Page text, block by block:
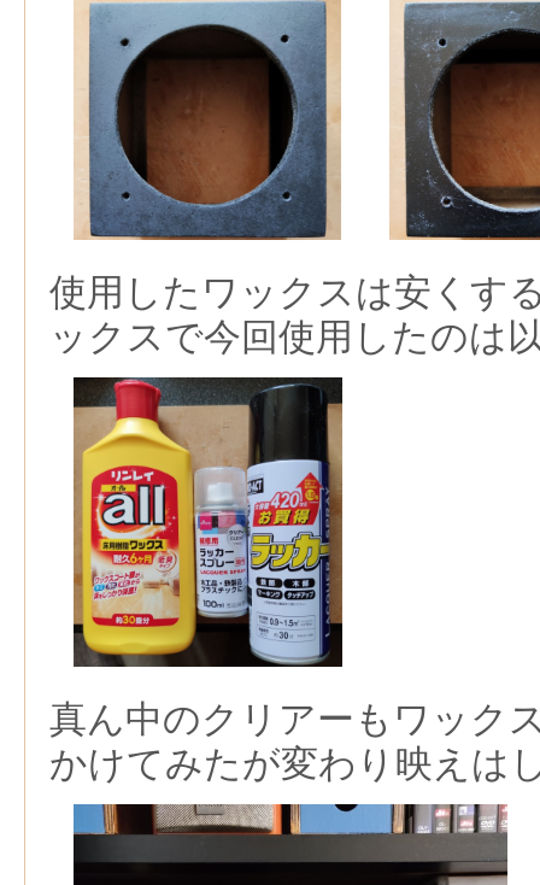
使用したワックスは安くす
ックスで今回使用したのは
真ん中のクリアーもワック
かけてみたが変わり映えは